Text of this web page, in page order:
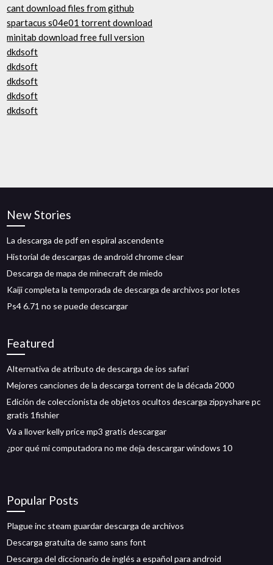
cant download files from github
spartacus s04e01 torrent download
minitab download free full version
dkdsoft
dkdsoft
dkdsoft
dkdsoft
dkdsoft
New Stories
La descarga de pdf en espiral ascendente
Historial de descargas de android chrome clear
Descarga de mapa de minecraft de miedo
Kaiji completa la temporada de descarga de archivos por lotes
Ps4 6.71 no se puede descargar
Featured
Alternativa de atributo de descarga de ios safari
Mejores canciones de la descarga torrent de la década 2000
Edición de coleccionista de objetos ocultos descarga zippyshare pc
gratis 1fishier
Va a llover kelly price mp3 gratis descargar
¿por qué mi computadora no me deja descargar windows 10
Popular Posts
Plague inc steam guardar descarga de archivos
Descarga gratuita de samo sans font
Descarga del diccionario de inglés a español para android